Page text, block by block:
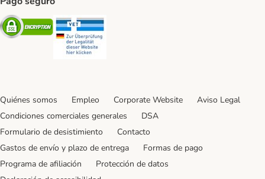
Security
Quiénes somos Empleo Corporate Website
Aviso Legal
Condiciones comerciales generales
DSA
Formulario de desistimiento
Contacto
Gastos de envío y plazo de entrega
Formas de pago
Programa de afiliación
Protección de datos